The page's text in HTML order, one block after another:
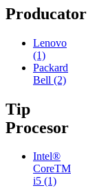
Producator
Lenovo
(1)
Packard
Bell (2)
Tip
Procesor
Intel®
CoreTM
i5 (1)